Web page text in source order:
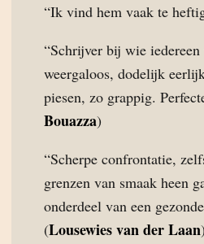
“Ik vind hem vaak te
“Schrijver bij wie
weergaloos, dodelijk
piesen, zo grappig.
Bouazza)
“Scherpe confrontatie,
grenzen van smaak heen
onderdeel van een
(Lousewies van der Laan)